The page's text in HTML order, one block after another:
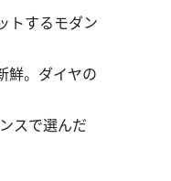
トするモダン
鮮。ダイヤの
スで選んだ